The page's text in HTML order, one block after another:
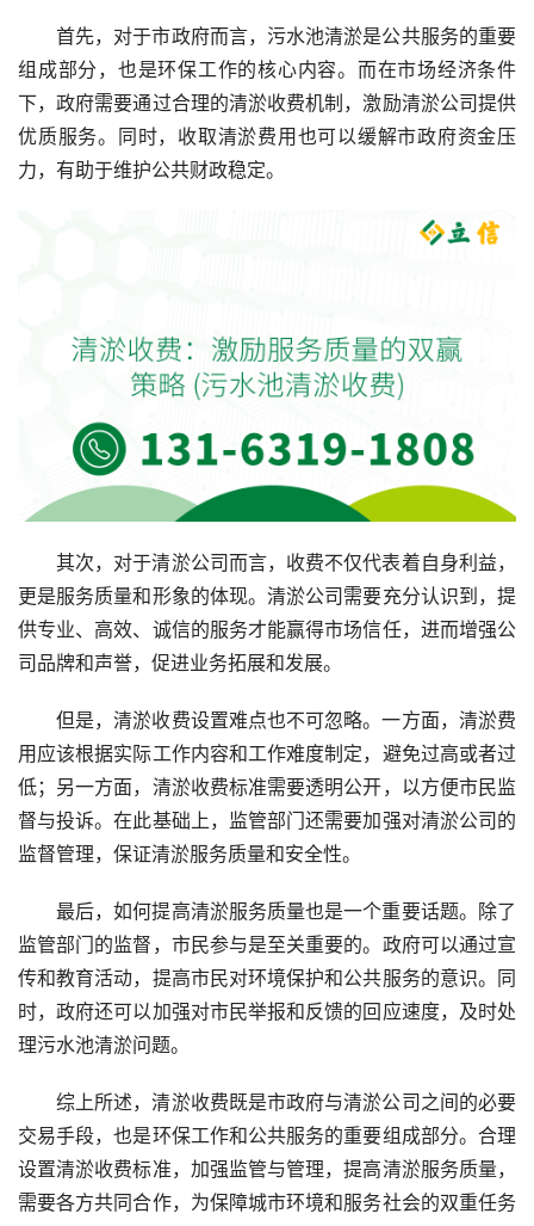
首先，对于市政府而言，污水池清淤是公共服务的重要
组成部分，也是环保工作的核心内容。而在市场经济条件
下，政府需要通过合理的清淤收费机制，激励清淤公司提供
优质服务。同时，收取清淤费用也可以缓解市政府资金压
力，有助于维护公共财政稳定。
其次，对于清淤公司而言，收费不仅代表着自身利益，
更是服务质量和形象的体现。清淤公司需要充分认识到，提
供专业、高效、诚信的服务才能赢得市场信任，进而增强公
司品牌和声誉，促进业务拓展和发展。
但是，清淤收费设置难点也不可忽略。一方面，清淤费
用应该根据实际工作内容和工作难度制定，避免过高或者过
低；另一方面，清淤收费标准需要透明公开，以方便市民监
督与投诉。在此基础上，监管部门还需要加强对清淤公司的
监督管理，保证清淤服务质量和安全性。
最后，如何提高清淤服务质量也是一个重要话题。除了
监管部门的监督，市民参与是至关重要的。政府可以通过宣
传和教育活动，提高市民对环境保护和公共服务的意识。同
时，政府还可以加强对市民举报和反馈的回应速度，及时处
理污水池清淤问题。
综上所述，清淤收费既是市政府与清淤公司之间的必要
交易手段，也是环保工作和公共服务的重要组成部分。合理
设置清淤收费标准，加强监管与管理，提高清淤服务质量，
需要各方共同合作，为保障城市环境和服务社会的双重任务